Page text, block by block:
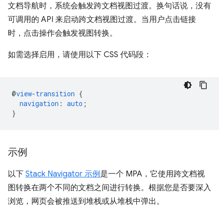
文档导航时，系统会触发跨文档视图过渡。换句话说，没有
可调用的 API 来启动跨文档视图过渡。当用户点击链接
时，点击操作会触发视图转换。
如需选择启用，请使用以下 CSS 代码段：
@view-transition {
navigation : auto ;
}
示例
以下 Stack Navigator 示例是一个 MPA，它使用跨文档视
图转换在两个不同的文档之间进行转换。根据您是否要深入
浏览，网页会被推送到堆栈或从堆栈中弹出。